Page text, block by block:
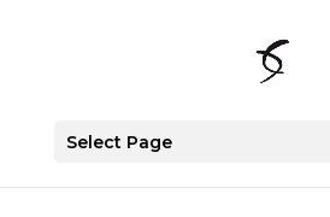
Select Page